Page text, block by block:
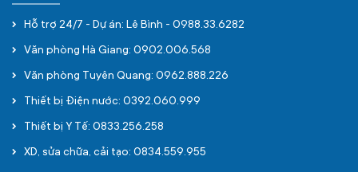
Hỗ trợ 24/7 - Dự án: Lê Bình - 0988.33.6282
Văn phòng Hà Giang: 0902.006.568
Văn phòng Tuyên Quang: 0962.888.226
Thiết bị Điện nước: 0392.060.999
Thiết bị Y Tế: 0833.256.258
XD, sửa chữa, cải tạo: 0834.559.955